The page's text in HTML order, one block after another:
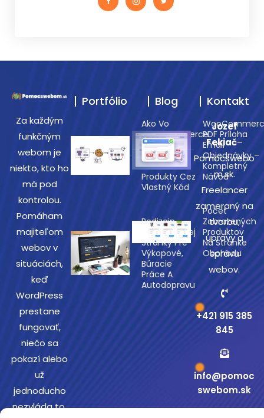
Za každým
funkčným
webom je
niekto, kto ho
má pod
kontrolou.
Pomáham
majiteľom
webov v
situáciách,
keď
WordPress
prestane
fungovať,
niečo sa
pokazí alebo
už
jednoducho
nezvláda to,
Portfólio
Ako Vo
WooCommerce
Zobraziť
Naposledy
Prezerané
Produkty Cez
Vlastný Kód
Redizajn
Prezentačnej
Stránky Pre
Výkopové,
Búracie
Práce A
Autodopravu
Blog
PDF Príloha
Email
Objednávky –
Kompletný
Návod
Počet
Zobrazených
Produktov
Na Stránke
Obchodu
Kontakt
Jozef
Fekiač–
Pomocswebo
m.sk.
Freelancer
zameraný na
tvorbu,
úpravy a
správu
webov.
+421 915 385
845
info@pomoc
swebom.sk